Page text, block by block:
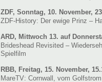
ZDF, Sonntag, 10. November,
ZDF-History: Der ewige Prinz –
ARD, Mittwoch 13. auf
Brideshead Revisited –
Spielfilm
RBB, Freitag, 15. November,
MareTV: Cornwall, vom